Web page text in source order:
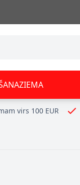
ZIEMA
virs 100 EUR